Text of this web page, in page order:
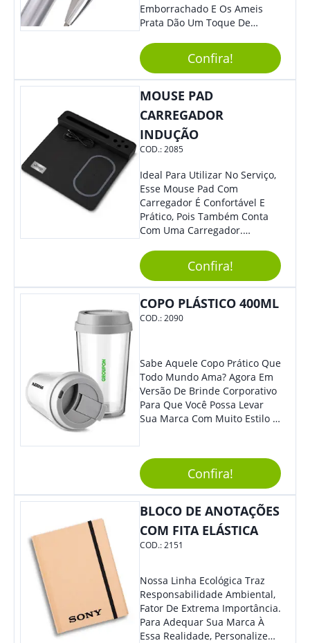
Emborrachado E Os Ameis
Prata Dão Um Toque De
Acionamento Por Clique.
Confira!
MOUSE PAD
CARREGADOR
INDUÇÃO
COD.:2085
Ideal Para Utilizar No Serviço,
Esse Mouse Pad Com
Carregador É Confortável E
Prático, Pois Também Conta
Com Uma Carregador.
Resistente, Com A Qualidade
Que Os Colaboradores
Buscam, E O Design É
Moderno, Destacando Ainda
Mais Sua Marca.
Confira!
COPO PLÁSTICO 400ML
COD.:2090
Sabe Aquele Copo Prático Que
Todo Mundo Ama? Agora Em
Versão De Brinde Corporativo
Para Que Você Possa Levar
Sua Marca Com Muito Estilo E
De Exposição.
Confira!
BLOCO DE ANOTAÇÕES
COM FITA ELÁSTICA
COD.:2151
Nossa Linha Ecológica Traz
Responsabilidade Ambiental,
Fator De Extrema Importância.
Para Adequar Sua Marca À
Essa Realidade, Personalize